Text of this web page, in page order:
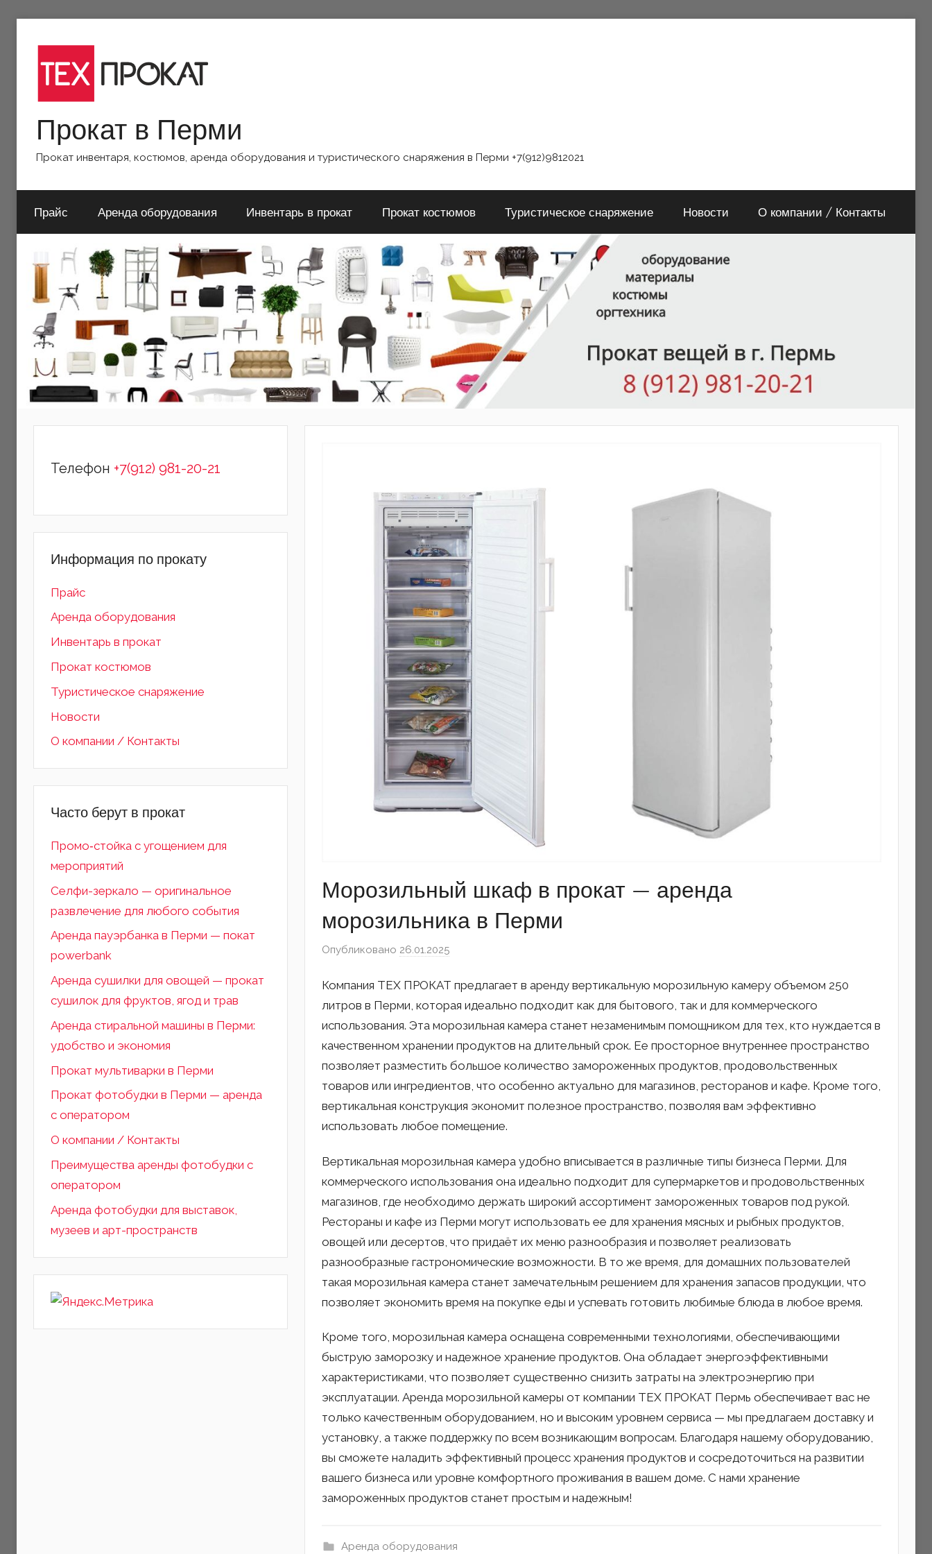
содержимому
Прокат в Перми
Прокат инвентаря, костюмов, аренда оборудования и туристического снаряжения в Перми +7(912)9812021
Прайс Аренда оборудования Инвентарь в прокат Прокат костюмов Туристическое снаряжение Новости О компании / Контакты
Морозильный шкаф в прокат — аренда
морозильника в Перми
Опубликовано 26.01.2025
Компания ТЕХ ПРОКАТ предлагает в аренду вертикальную морозильную камеру объемом 250
литров в Перми, которая идеально подходит как для бытового, так и для коммерческого
использования. Эта морозильная камера станет незаменимым помощником для тех, кто нуждается в
качественном хранении продуктов на длительный срок. Ее просторное внутреннее пространство
позволяет разместить большое количество замороженных продуктов, продовольственных
товаров или ингредиентов, что особенно актуально для магазинов, ресторанов и кафе. Кроме того,
вертикальная конструкция экономит полезное пространство, позволяя вам эффективно
использовать любое помещение.
Вертикальная морозильная камера удобно вписывается в различные типы бизнеса Перми. Для
коммерческого использования она идеально подходит для супермаркетов и продовольственных
магазинов, где необходимо держать широкий ассортимент замороженных товаров под рукой.
Рестораны и кафе из Перми могут использовать ее для хранения мясных и рыбных продуктов,
овощей или десертов, что придаёт их меню разнообразия и позволяет реализовать
разнообразные гастрономические возможности. В то же время, для домашних пользователей
такая морозильная камера станет замечательным решением для хранения запасов продукции, что
позволяет экономить время на покупке еды и успевать готовить любимые блюда в любое время.
Кроме того, морозильная камера оснащена современными технологиями, обеспечивающими
быструю заморозку и надежное хранение продуктов. Она обладает энергоэффективными
характеристиками, что позволяет существенно снизить затраты на электроэнергию при
эксплуатации. Аренда морозильной камеры от компании ТЕХ ПРОКАТ Пермь обеспечивает вас не
только качественным оборудованием, но и высоким уровнем сервиса — мы предлагаем доставку и
установку, а также поддержку по всем возникающим вопросам. Благодаря нашему оборудованию,
вы сможете наладить эффективный процесс хранения продуктов и сосредоточиться на развитии
вашего бизнеса или уровне комфортного проживания в вашем доме. С нами хранение
замороженных продуктов станет простым и надежным!
Аренда оборудования
Телефон +7(912) 981-20-21
Информация по прокату
Прайс
Аренда оборудования
Инвентарь в прокат
Прокат костюмов
Туристическое снаряжение
Новости
О компании / Контакты
Часто берут в прокат
Промо‑стойка с угощением для
мероприятий
Селфи-зеркало — оригинальное
развлечение для любого события
Аренда пауэрбанка в Перми — покат
powerbank
Аренда сушилки для овощей — прокат
сушилок для фруктов, ягод и трав
Аренда стиральной машины в Перми:
удобство и экономия
Прокат мультиварки в Перми
Прокат фотобудки в Перми — аренда
с оператором
О компании / Контакты
Преимущества аренды фотобудки с
оператором
Аренда фотобудки для выставок,
музеев и арт-пространств